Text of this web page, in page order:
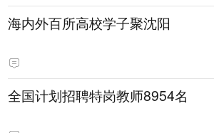
海内外百所高校学子聚沈阳
全国计划招聘特岗教师8954名